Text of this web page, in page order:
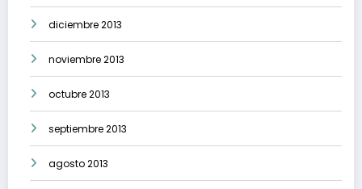
diciembre 2013
noviembre 2013
octubre 2013
septiembre 2013
agosto 2013